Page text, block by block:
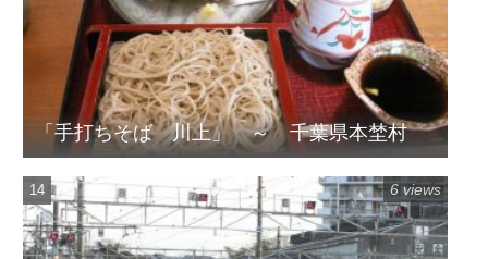
「手打ちそば 川上」 ～ 千葉県本埜村
6 views